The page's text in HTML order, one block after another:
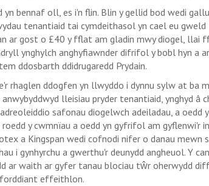
yn bennaf oll, es i'n flin. Blin y gellid bod wedi
tenantiaid tai cymdeithasol yn cael eu
ar gost o £40 y fflat am gladin mwy diogel, llai
ynghylch anghyfiawnder difrifol y bobl hyn a
ddosbarth ddidrugaredd Prydain.
rhaglen ddogfen yn llwyddo i dynnu sylw at ba
anwybyddwyd lleisiau pryder tenantiaid, ynghyd
safonau diogelwch adeiladau, a
y cwmnïau a oedd yn gyfrifol am gyflenwi'r
a Kingspan wedi cofnodi nifer o danau
i gynhyrchu a gwerthu'r deunydd angheuol. Y
ar waith ar gyfer tanau blociau tŵr oherwydd
effeithlon.